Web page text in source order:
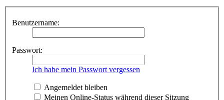
Benutzername:
Passwort:
Ich habe mein Passwort vergessen
Angemeldet bleiben
Meinen Online-Status während dieser Sitzung